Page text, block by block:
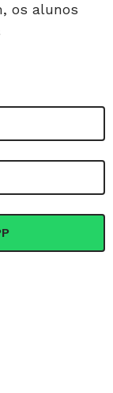
os alunos